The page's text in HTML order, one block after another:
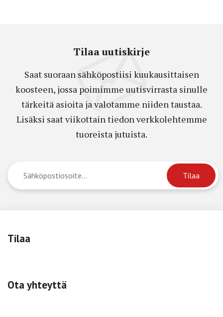
Tilaa uutiskirje
Saat suoraan sähköpostiisi kuukausittaisen
koosteen, jossa poimimme uutisvirrasta sinulle
tärkeitä asioita ja valotamme niiden taustaa.
Lisäksi saat viikottain tiedon verkkolehtemme
tuoreista jutuista.
Tilaa
Ota yhteyttä